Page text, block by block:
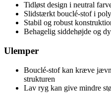
Tidløst design i neutral
Slidstærkt bouclé-stof i
Stabil og robust
Behagelig siddehøjde og
Ulemper
Bouclé-stof kan kræve
strukturen
Lav ryg kan give mindre